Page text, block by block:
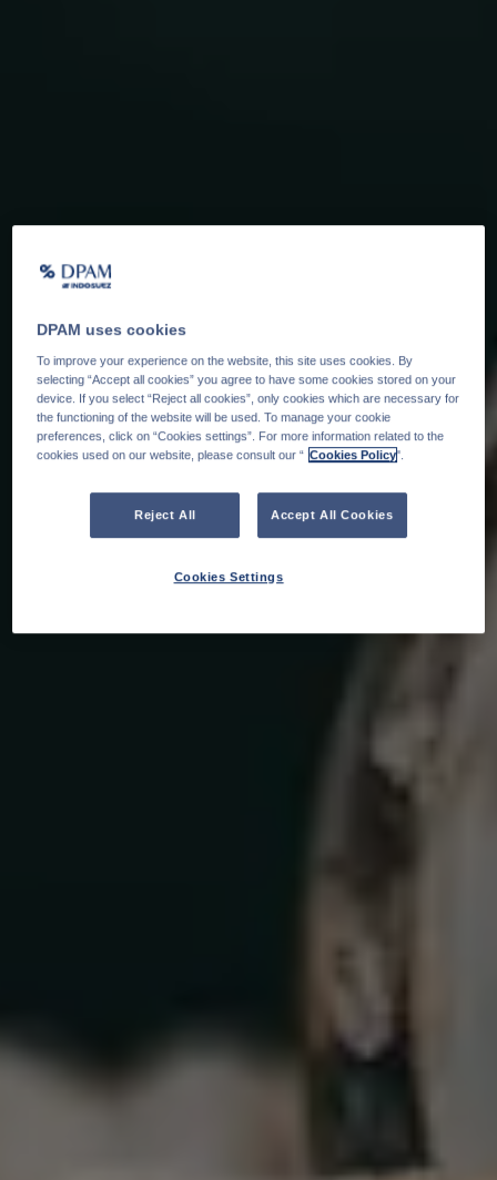
DPAM uses cookies
To improve your experience on the website, this site uses cookies. By
selecting “Accept all cookies” you agree to have some cookies stored on your
device. If you select “Reject all cookies”, only cookies which are necessary for
the functioning of the website will be used. To manage your cookie
preferences, click on “Cookies settings”. For more information related to the
cookies used on our website, please consult our “ Cookies Policy".
Reject All Accept All Cookies
Cookies Settings